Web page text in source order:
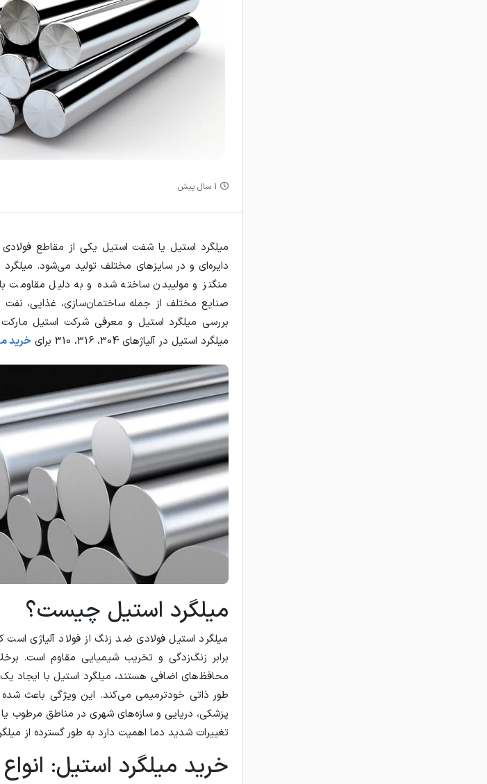
1 سال پیش
میلگرد استیل یا شفت استیل یکی از مقاطع
دایره‌ای و در سایزهای مختلف تولید می‌شود. میلگرد
منگنز و مولیبدن ساخته شده و به دلیل مقاومت
صنایع مختلف از جمله ساختمان‌سازی، غذایی، نفت و
بررسی میلگرد استیل و معرفی شرکت استیل مارکت
میلگرد استیل در آلیاژهای 304، 316، 310 برای
خرید
میلگرد استیل چیست؟
میلگرد استیل فولادی ضد زنگ از فولاد آلیاژی
برابر زنگ‌زدگی و تخریب شیمیایی مقاوم است.
محافظ‌های اضافی هستند، میلگرد استیل با ایجاد یک
طور ذاتی خودترمیمی می‌کند. این ویژگی باعث شده
پزشکی، دریایی و سازه‌های شهری در مناطق مرطوب
تغییرات شدید دما اهمیت دارد به طور گسترده از
خرید میلگرد استیل: